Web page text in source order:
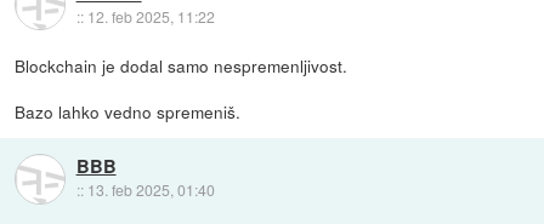
:: 12. feb 2025, 11:22
Blockchain je dodal samo nespremenljivost.
Bazo lahko vedno spremeniš.
BBB
:: 13. feb 2025, 01:40